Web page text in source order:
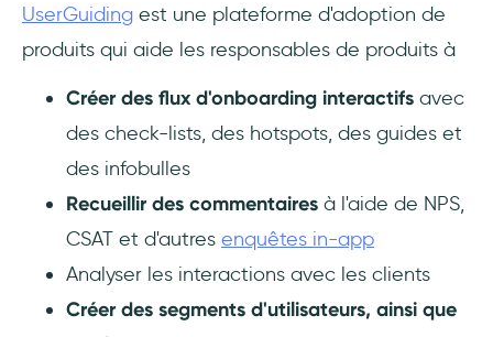
UserGuiding est une plateforme d'adoption de
produits qui aide les responsables de produits à
Créer des flux d'onboarding interactifs avec
des check-lists, des hotspots, des guides et
des infobulles
Recueillir des commentaires à l'aide de NPS,
CSAT et d'autres enquêtes in-app
Analyser les interactions avec les clients
Créer des segments d'utilisateurs, ainsi que